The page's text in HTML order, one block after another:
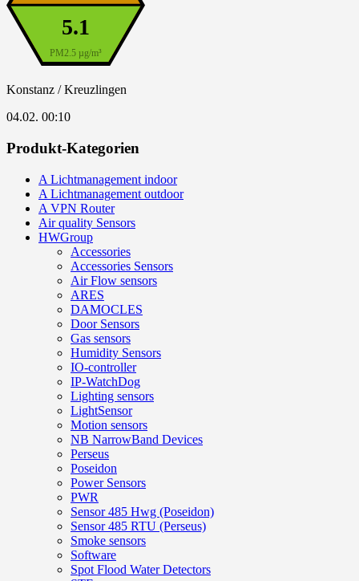
PM2.5 µg/m³
5.1
Konstanz / Kreuzlingen
04.02. 00:10
Produkt-Kategorien
A Lichtmanagement indoor
A Lichtmanagement outdoor
A VPN Router
Air quality Sensors
HWGroup
Accessories
Accessories Sensors
Air Flow sensors
ARES
DAMOCLES
Door Sensors
Gas sensors
Humidity Sensors
IO-controller
IP-WatchDog
Lighting sensors
LightSensor
Motion sensors
NB NarrowBand Devices
Perseus
Poseidon
Power Sensors
PWR
Sensor 485 Hwg (Poseidon)
Sensor 485 RTU (Perseus)
Smoke sensors
Software
Spot Flood Water Detectors